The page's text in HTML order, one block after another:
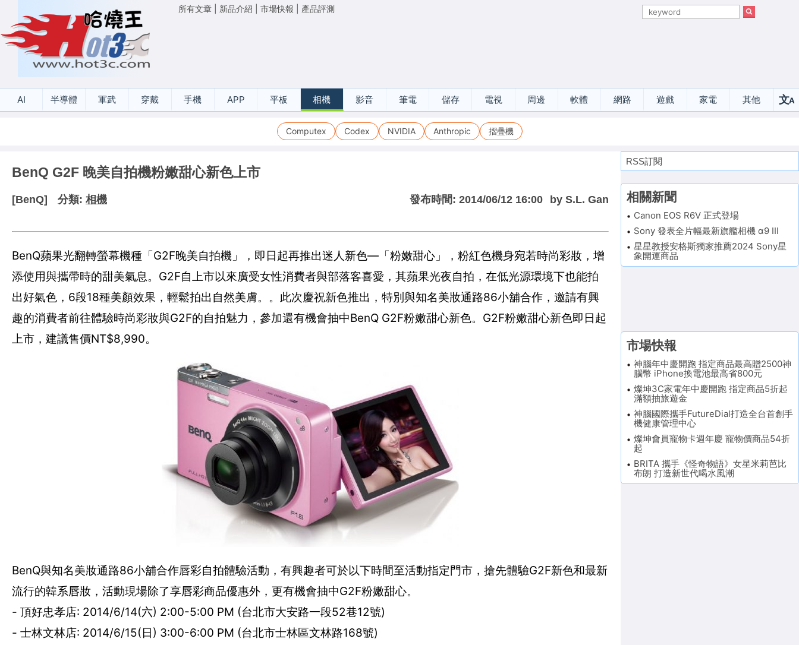
所有文章 新品介紹 市場快報 產品評測
AI 半導體 軍武 穿戴 手機 APP 平板 相機 影音 筆電 儲存 電視 周邊 軟體 網路 遊戲 家電 其他 文A
Computex Codex NVIDIA Anthropic 摺疊機
BenQ G2F 晚美自拍機粉嫩甜心新色上市
[BenQ] 分類: 相機 發布時間: 2014/06/12 16:00 by S.L. Gan
BenQ蘋果光翻轉螢幕機種「G2F晚美自拍機」，即日起再推出迷人新色—「粉嫩甜心」，粉紅色機身宛若時尚彩妝，增
添使用與攜帶時的甜美氣息。G2F自上市以來廣受女性消費者與部落客喜愛，其蘋果光夜自拍，在低光源環境下也能拍
出好氣色，6段18種美顏效果，輕鬆拍出自然美膚。。此次慶祝新色推出，特別與知名美妝通路86小舖合作，邀請有興
趣的消費者前往體驗時尚彩妝與G2F的自拍魅力，參加還有機會抽中BenQ G2F粉嫩甜心新色。G2F粉嫩甜心新色即日起
上市，建議售價NT$8,990。
BenQ與知名美妝通路86小舖合作唇彩自拍體驗活動，有興趣者可於以下時間至活動指定門市，搶先體驗G2F新色和最新
流行的韓系唇妝，活動現場除了享唇彩商品優惠外，更有機會抽中G2F粉嫩甜心。
- 頂好忠孝店: 2014/6/14(六) 2:00-5:00 PM (台北市大安路一段52巷12號)
- 士林文林店: 2014/6/15(日) 3:00-6:00 PM (台北市士林區文林路168號)
RSS訂閱
相關新聞
Canon EOS R6V 正式登場
Sony 發表全片幅最新旗艦相機 α9 III
星星教授安格斯獨家推薦2024 Sony星
象開運商品
市場快報
神腦年中慶開跑 指定商品最高贈2500神
腦幣 iPhone換電池最高省800元
燦坤3C家電年中慶開跑 指定商品5折起
滿額抽旅遊金
神腦國際攜手FutureDial打造全台首創手
機健康管理中心
燦坤會員寵物卡週年慶 寵物價商品54折
起
BRITA 攜手《怪奇物語》女星米莉芭比
布朗 打造新世代喝水風潮